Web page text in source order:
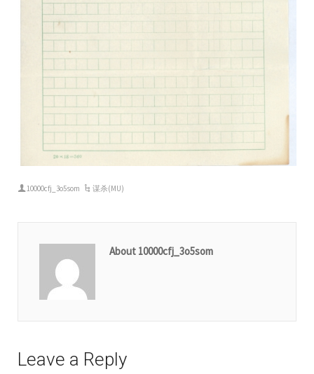
10000cfj_3o5som 谋杀(MU)
About 10000cfj_3o5som
Leave a Reply